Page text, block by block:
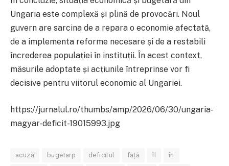
Ungaria este complexă și plină de provocări. Noul
guvern are sarcina de a repara o economie afectată,
de a implementa reforme necesare și de a restabili
încrederea populației în instituții. În acest context,
măsurile adoptate și acțiunile întreprinse vor fi
decisive pentru viitorul economic al Ungariei.
https://jurnalul.ro/thumbs/amp/2026/06/30/ungaria-
magyar-deficit-19015993.jpg
acuză bugetarp deficitul față îl în